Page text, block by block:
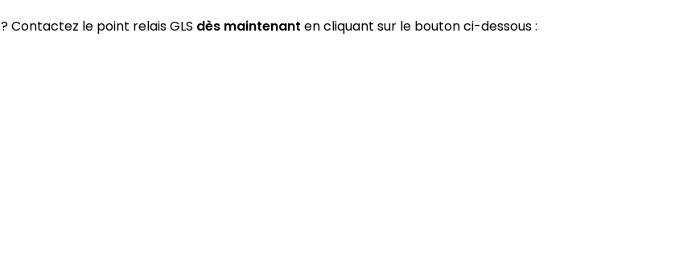
? Contactez le point relais GLS dès maintenant en cliquant sur le bouton ci-dessous :